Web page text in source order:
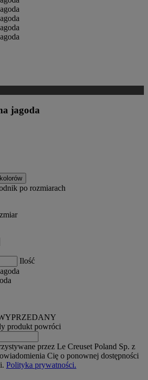
jagoda
po rozmiarach
Ilość
produkt powróci
przez Le Creuset Poland Sp. z
Cię o ponownej dostępności
Polityka prywatności.